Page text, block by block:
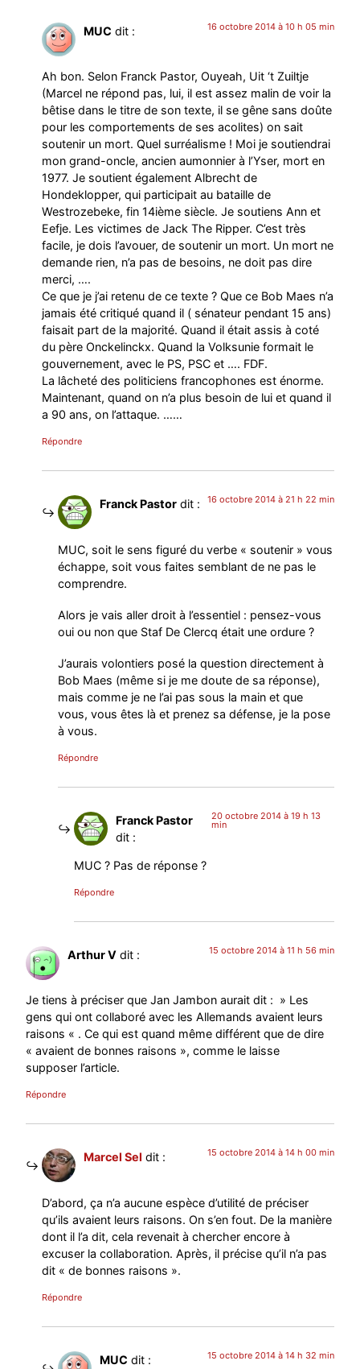
MUC dit : 16 octobre 2014 à 10 h 05 min
Ah bon. Selon Franck Pastor, Ouyeah, Uit ‘t Zuiltje
(Marcel ne répond pas, lui, il est assez malin de voir la
bêtise dans le titre de son texte, il se gêne sans doûte
pour les comportements de ses acolites) on sait
soutenir un mort. Quel surréalisme ! Moi je soutiendrai
mon grand-oncle, ancien aumonnier à l’Yser, mort en
1977. Je soutient également Albrecht de
Hondeklopper, qui participait au bataille de
Westrozebeke, fin 14ième siècle. Je soutiens Ann et
Eefje. Les victimes de Jack The Ripper. C’est très
facile, je dois l’avouer, de soutenir un mort. Un mort ne
demande rien, n’a pas de besoins, ne doit pas dire
merci, ….
Ce que je j’ai retenu de ce texte ? Que ce Bob Maes n’a
jamais été critiqué quand il ( sénateur pendant 15 ans)
faisait part de la majorité. Quand il était assis à coté
du père Onckelinckx. Quand la Volksunie formait le
gouvernement, avec le PS, PSC et …. FDF.
La lâcheté des politiciens francophones est énorme.
Maintenant, quand on n’a plus besoin de lui et quand il
a 90 ans, on l’attaque. ……
Répondre
Franck Pastor dit : 16 octobre 2014 à 21 h 22 min
MUC, soit le sens figuré du verbe « soutenir » vous
échappe, soit vous faites semblant de ne pas le
comprendre.
Alors je vais aller droit à l’essentiel : pensez-vous
oui ou non que Staf De Clercq était une ordure ?
J’aurais volontiers posé la question directement à
Bob Maes (même si je me doute de sa réponse),
mais comme je ne l’ai pas sous la main et que
vous, vous êtes là et prenez sa défense, je la pose
à vous.
Répondre
Franck Pastor
dit :
20 octobre 2014 à 19 h 13
min
MUC ? Pas de réponse ?
Répondre
Arthur V dit : 15 octobre 2014 à 11 h 56 min
Je tiens à préciser que Jan Jambon aurait dit : » Les
gens qui ont collaboré avec les Allemands avaient leurs
raisons « . Ce qui est quand même différent que de dire
« avaient de bonnes raisons », comme le laisse
supposer l’article.
Répondre
Marcel Sel dit : 15 octobre 2014 à 14 h 00 min
D’abord, ça n’a aucune espèce d’utilité de préciser
qu’ils avaient leurs raisons. On s’en fout. De la manière
dont il l’a dit, cela revenait à chercher encore à
excuser la collaboration. Après, il précise qu’il n’a pas
dit « de bonnes raisons ».
Répondre
MUC dit : 15 octobre 2014 à 14 h 32 min